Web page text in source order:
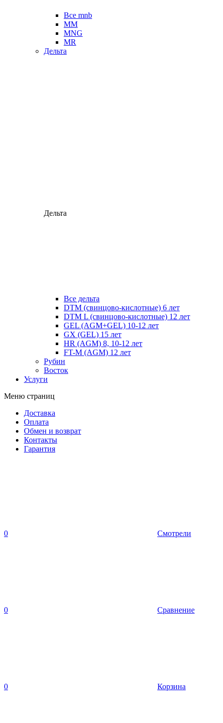
Все mnb
MM
MNG
MR
Дельта
Дельта
Все дельта
DTM (свинцово-кислотные) 6 лет
DTM L (свинцово-кислотные) 12 лет
GEL (AGM+GEL) 10-12 лет
GX (GEL) 15 лет
HR (AGM) 8, 10-12 лет
FT-M (AGM) 12 лет
Рубин
Восток
Услуги
Меню страниц
Доставка
Оплата
Обмен и возврат
Контакты
Гарантия
0 Смотрели
0 Сравнение
0 Корзина